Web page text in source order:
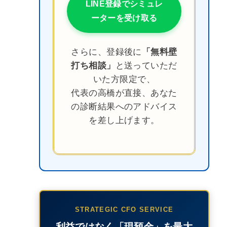
LINE登録でシミュレ
ーターを受け取る
さらに、登録後に
「無料壁
打ち相談」
と送っていただ
いた方限定で、
代表の高橋が直接、あなた
の診断結果へのアドバイス
を差し上げます。
STRATEGIC CFO SERVICE